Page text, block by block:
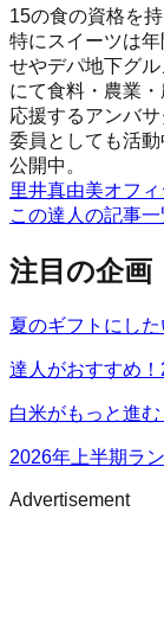
15の食の資格を
特にスイーツは
せやデパ地下グ
にて食料・農業
応援するアンバ
委員としても活
公開中。
里井真由美オフ
この達人の記事
注目の企画
夏のギフトにし
達人がおすすめ
白米がもっと進
2026年上半期ラ
Advertisement